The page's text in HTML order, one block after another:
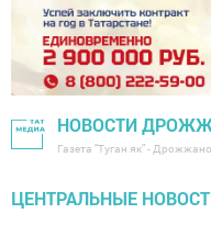
НОВОСТИ
Газета "Туган як" -
ЦЕНТРАЛЬНЫЕ